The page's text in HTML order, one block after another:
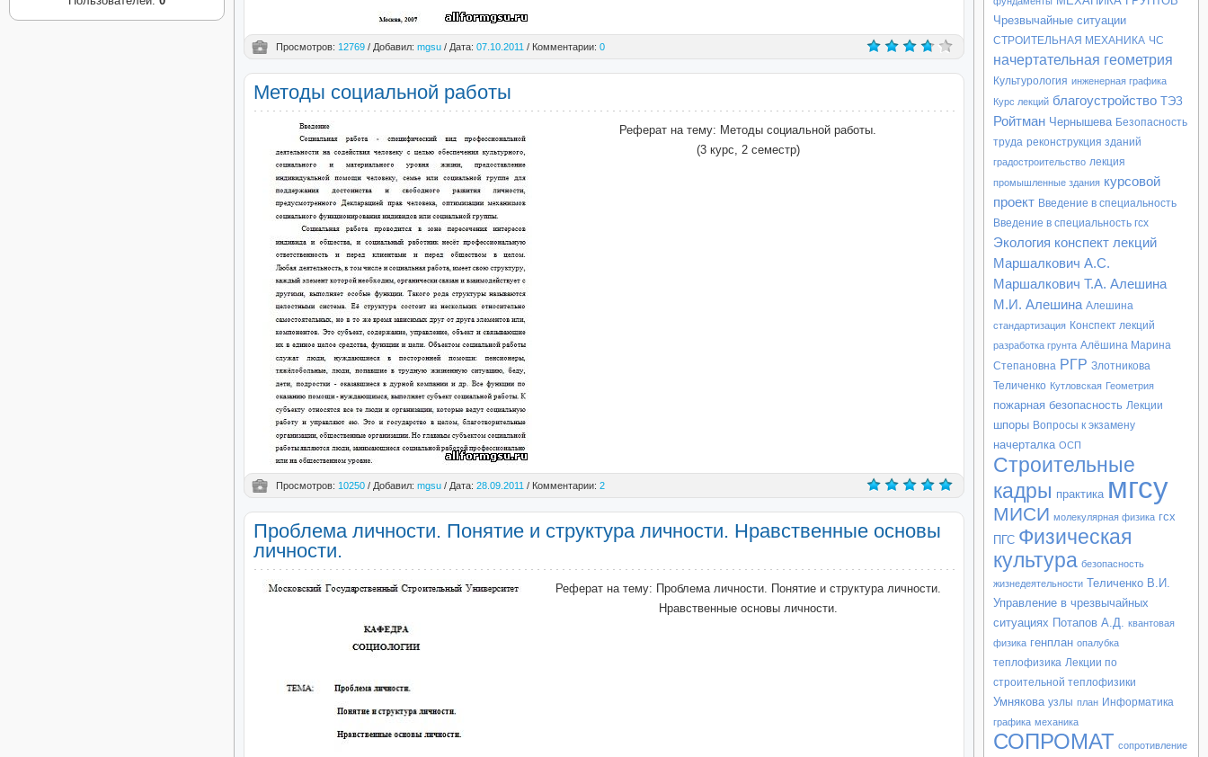
Просмотров: 12769 / Добавил: mgsu / Дата: 07.10.2011 / Комментарии: 0
Методы социальной работы
Реферат на тему: Методы социальной работы.
(3 курс, 2 семестр)
Просмотров: 10250 / Добавил: mgsu / Дата: 28.09.2011 / Комментарии: 2
Проблема личности. Понятие и структура личности. Нравственные основы
личности.
Реферат на тему: Проблема личности. Понятие и структура личности.
Нравственные основы личности.
Чрезвычайные ситуации
СТРОИТЕЛЬНАЯ МЕХАНИКА ЧС
начертательная геометрия
Культурология инженерная графика
Курс лекций благоустройство ТЭЗ
Ройтман Чернышева Безопасность
труда реконструкция зданий
градостроительство лекция
промышленные здания курсовой
проект Введение в специальность
Введение в специальность гсх
Экология конспект лекций
Маршалкович А.С.
Маршалкович Т.А. Алешина
М.И. Алешина Алешина
стандартизация Конспект лекций
разработка грунта Алёшина Марина
Степановна РГР Злотникова
Теличенко Кутловская Геометрия
пожарная безопасность Лекции
шпоры Вопросы к экзамену
начерталка ОСП
Строительные
кадры практика мгсу
МИСИ молекулярная физика гсх
ПГС Физическая
культура безопасность
жизнедеятельности Теличенко В.И.
Управление в чрезвычайных
ситуациях Потапов А.Д. квантовая
физика генплан опалубка
теплофизика Лекции по
строительной теплофизики
Умнякова узлы план Информатика
графика механика
СОПРОМАТ сопротивление